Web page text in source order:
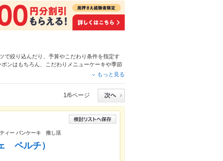
で絞り込んだり、予算やこだわり条件を指定す
ンはもちろん、こだわりメニューケーキや季節
予約が使えるお店も拡大中です。友達どうしの
もっと見る
1/6ページ
ィー パンケーキ 推し活
ペルチ）